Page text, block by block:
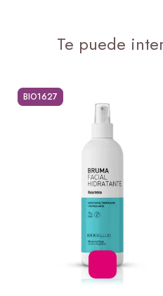
Te puede
BIO1627